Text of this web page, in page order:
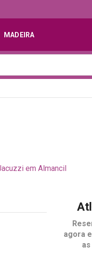
MADEIRA
em Almancil
agora